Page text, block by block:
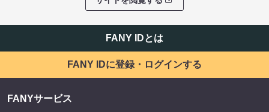
FANY IDとは
FANY IDに登録・ログインする
FANYサービス